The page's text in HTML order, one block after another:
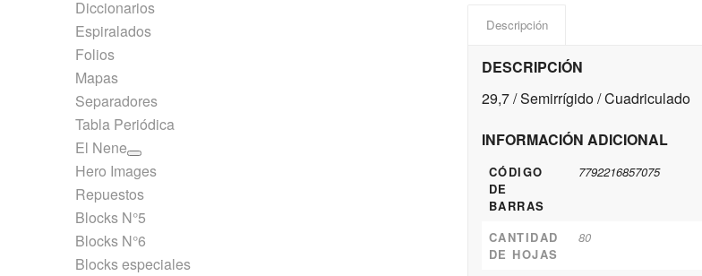
Diccionarios
Espiralados
Folios
Mapas
Separadores
Tabla Periódica
El Nene
Hero Images
Repuestos
Blocks N°5
Blocks N°6
Blocks especiales
Descripción
DESCRIPCIÓN
29,7 / Semirrígido / Cuadriculado
INFORMACIÓN ADICIONAL
CÓDIGO
DE
BARRAS
7792216857075
CANTIDAD
DE HOJAS
80